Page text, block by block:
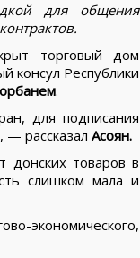
для общения
торговый дом
консул Республики
.
для подписания
— рассказал Асоян.
донских товаров в
слишком мала и
экономического,